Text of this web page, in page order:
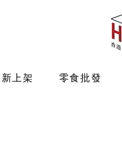
上架 零食批發